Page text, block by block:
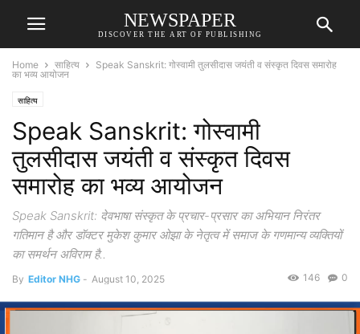
NEWSPAPER
DISCOVER THE ART OF PUBLISHING
Home साहित्य
Speak Sanskrit: गोस्वामी तुलसीदास जयंती व संस्कृत दिवस समारोह
का भव्य आयोजन
साहित्य
Speak Sanskrit: गोस्वामी
तुलसीदास जयंती व संस्कृत दिवस
समारोह का भव्य आयोजन
Speak Sanskrit: देवभाषा संस्कृत के प्रचार-प्रसार का अभियान निरंतर
गतिमान है और डॉक्टर मुकेश कुमार ओझा के नेतृत्व में समाज के गणमान्य व्यक्तियों
का समर्थन अविराम है..
By Editor NHG - August 10, 2025 0
146